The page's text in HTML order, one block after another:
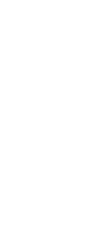
La
que el
Debido
más